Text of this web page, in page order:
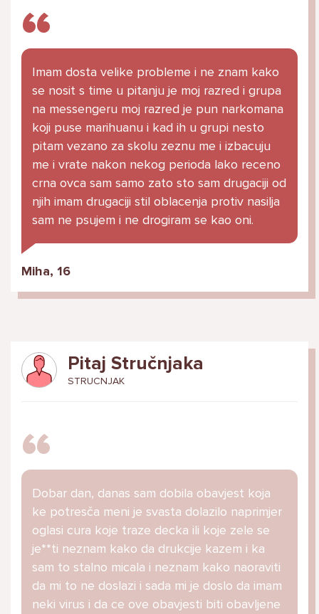
Imam dosta velike probleme i ne znam kako
se nosit s time u pitanju je moj razred i grupa
na messengeru moj razred je pun narkomana
koji puse marihuanu i kad ih u grupi nesto
pitam vezano za skolu zeznu me i izbacuju
me i vrate nakon nekog perioda lako receno
crna ovca sam samo zato sto sam drugaciji od
njih imam drugaciji stil oblacenja protiv nasilja
sam ne psujem i ne drogiram se kao oni.
Miha, 16
Pitaj Stručnjaka
STRUCNJAK
Dobar dan, danas sam dobila obavjest koja
ke potresča meni je svasta dolazilo naprimjer
oglasi cura koje traze decka ili koje zele se
je**ti neznam kako da drukcije kazem i ka
sam to stalno micala i neznam kako naoraviti
da mi to ne doslazi i sada mi je doslo da imam
neki virus i da ce ove obavjesti biti obavljene